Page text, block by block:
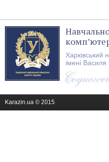
Харківський
імені
Karazin.ua © 2015